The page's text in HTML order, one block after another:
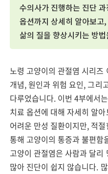
수의사가 진행하는 진단
옵션까지 상세히 알아보
삶의 질을 향상시키는 방
노령 고양이의 관절염 시리즈
개념, 원인과 위험 요인, 그리
다루었습니다. 이번 4부에서
치료 옵션에 대해 자세히 알
어려운 만성 질환이지만, 적
통해 고양이의 통증과 불편함
고양이 관절염은 사람과 달
많아 진단이 쉽지 않습니다.